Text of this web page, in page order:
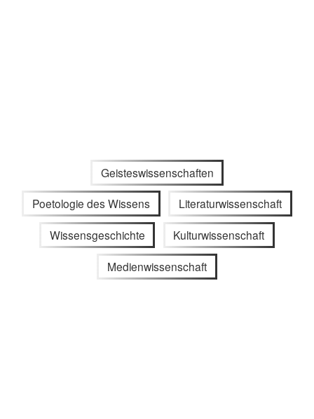
Geisteswissenschaften
Poetologie des Wissens Literaturwissenschaft
Wissensgeschichte Kulturwissenschaft
Medienwissenschaft